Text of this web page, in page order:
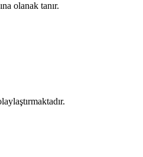
olanak tanır.